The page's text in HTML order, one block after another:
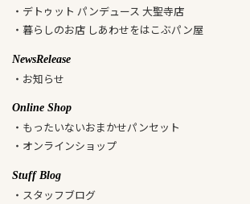
・デトゥット パンデュース 大聖寺店
・暮らしのお店 しあわせをはこぶパン屋
NewsRelease
・お知らせ
Online Shop
・もったいないおまかせパンセット
・オンラインショップ
Stuff Blog
・スタッフブログ